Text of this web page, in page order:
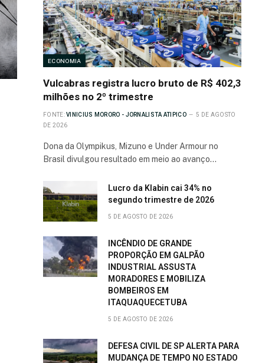
ECONOMIA
Vulcabras registra lucro bruto de R$ 402,3
milhões no 2º trimestre
FONTE: VINICIUS MORORO - JORNALISTA ATIPICO
5 DE AGOSTO
DE 2026
Dona da Olympikus, Mizuno e Under Armour no
Brasil divulgou resultado em meio ao avanço…
Lucro da Klabin cai 34% no
segundo trimestre de 2026
5 DE AGOSTO DE 2026
INCÊNDIO DE GRANDE
PROPORÇÃO EM GALPÃO
INDUSTRIAL ASSUSTA
MORADORES E MOBILIZA
BOMBEIROS EM
ITAQUAQUECETUBA
5 DE AGOSTO DE 2026
DEFESA CIVIL DE SP ALERTA PARA
MUDANÇA DE TEMPO NO ESTADO